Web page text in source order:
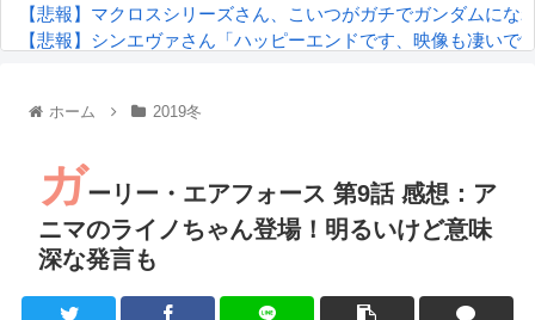
【悲報】マクロスシリーズさん、こいつがガチでガンダムにな
【悲報】シンエヴァさん「ハッピーエンドです、映像も凄い
『進撃の巨人』で一番面白いところってｗｗｗｗｗ
るろうに剣心 -明治剣客浪漫譚- 京都動乱 第33話の感想
同盟、帝国、フェザーン。生まれるなら何処がいいか問題！
ホーム 2019冬
ガーリー・エアフォース 第9話 感想：ア
ニマのライノちゃん登場！明るいけど意味
深な発言も